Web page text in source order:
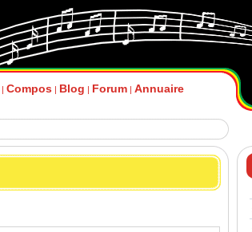
| Compos | Blog | Forum | Annuaire